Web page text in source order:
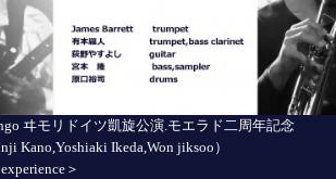
ヰモリドイツ凱旋公演.モエラド二周年記念
Kano,Yoshiaki Ikeda,Won jiksoo ）
＞